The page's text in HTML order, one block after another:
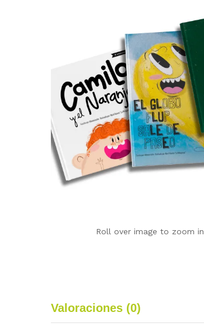
Roll over image to zoom in
Valoraciones (0)